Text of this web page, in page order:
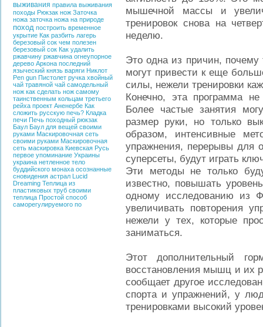
выживания правила выживания
походы Рюкзак нож Заточка
ножа заточка ножа на природе
поход построить временное
укрытие Как разбить лагерь
березовый сок чем полезен
березовый сок Как удалить
ржавчину ржавчина огнеупорное
дерево Аркона последний
языческий князь варяги Никлот
Pen gun Пистолет ручка хвойный
чай травяной чай самодельный
нож как сделать нож самому
таинственным кольцам третьего
рейха проект Аненербе Как
сложить русскую печь? Кладка
печи Печь походный рюкзак
Баул Баул для вещей своими
руками Маскировочная сеть
своими руками Маскировочная
сеть маскировка Киевская Русь
первое упоминание Украины
украина нетленное тело
буддийского монаха осознанные
сновидения астрал Lucid
Dreaming Теплица из
пластиковых труб своими
теплица Простой способ
саморегулируемого по
мышечной массы и
тренировок снова на
неделю.
Это одна из причин,
могут привести к еще
силы, нежели тренировки
Конечно, эта программа не
Более частые занятия
размер руки, но только
образом, интенсивные
упражнения, перерывы для
суперсеты, будут играть
Эти методы не только
известно, повышать
одному исследованию из
увеличивать повторения
нежели у тех, которые
заниматься.
Этот дополнительный
восстановления мышц и их
сообщает другое
спорта и упражнений, у
тренировками высокий